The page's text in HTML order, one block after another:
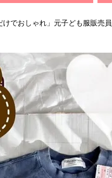
けでおしゃれ」元子ども服販